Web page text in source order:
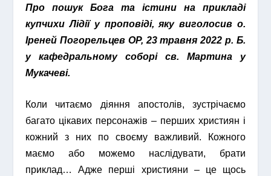
Про пошук Бога та істини на прикладі
купчихи Лідії у проповіді, яку виголосив о.
Іреней Погорельцев ОР, 23 травня 2022 р. Б.
у кафедральному соборі св. Мартина у
Мукачеві.
Коли читаємо діяння апостолів, зустрічаємо
багато цікавих персонажів – перших християн і
кожний з них по своєму важливий. Кожного
маємо або можемо наслідувати, брати
приклад… Адже перші християни – це щось